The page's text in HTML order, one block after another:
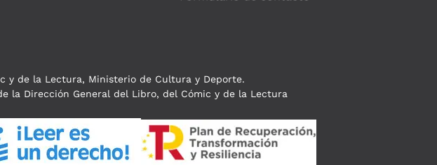
y de la Lectura, Ministerio de Cultura y Deporte.
la Dirección General del Libro, del Cómic y de la Lectura